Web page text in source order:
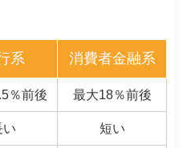
系 消費者金融系
％前後 最大18％前後
い 短い